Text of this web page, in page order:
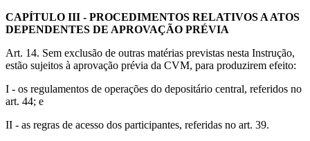
CAPÍTULO III - PROCEDIMENTOS RELATIVOS A ATOS
DEPENDENTES DE APROVAÇÃO PRÉVIA
Art. 14. Sem exclusão de outras matérias previstas nesta Instrução,
estão sujeitos à aprovação prévia da CVM, para produzirem efeito:
I - os regulamentos de operações do depositário central, referidos no
art. 44; e
II - as regras de acesso dos participantes, referidas no art. 39.